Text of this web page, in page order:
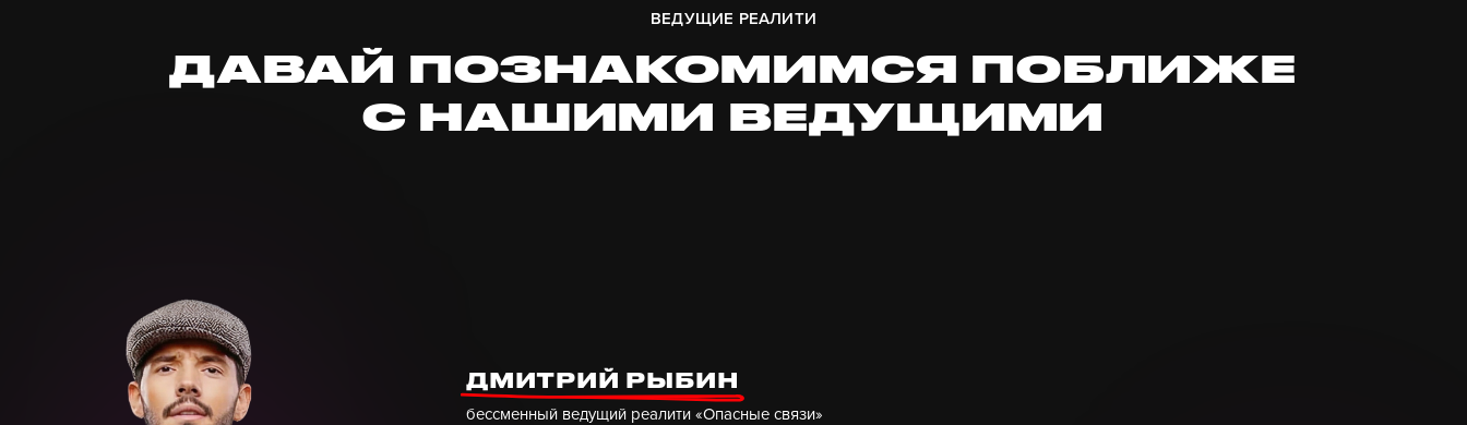
ВЕДУЩИЕ РЕАЛИТИ
ДАВАЙ ПОЗНАКОМИМСЯ ПОБЛИЖЕ
С НАШИМИ ВЕДУЩИМИ
ДМИТРИЙ РЫБИН
бессменный ведущий реалити «Опасные связи»